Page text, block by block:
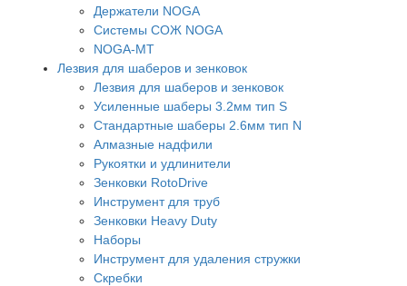
Держатели NOGA
Системы СОЖ NOGA
NOGA-MT
Лезвия для шаберов и зенковок
Лезвия для шаберов и зенковок
Усиленные шаберы 3.2мм тип S
Стандартные шаберы 2.6мм тип N
Алмазные надфили
Рукоятки и удлинители
Зенковки RotoDrive
Инструмент для труб
Зенковки Heavy Duty
Наборы
Инструмент для удаления стружки
Скребки